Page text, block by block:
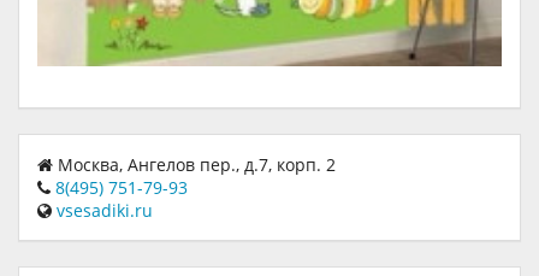
Москва, Ангелов пер., д.7, корп. 2
8(495) 751-79-93
vsesadiki.ru